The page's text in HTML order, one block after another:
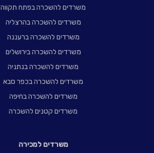
משרדים להשכרה בפתח תקווה
משרדים להשכרה בהרצליה
משרדים להשכרה ברעננה
משרדים להשכרה בירושלים
משרדים להשכרה בנתניה
משרדים להשכרה בכפר סבא
משרדים להשכרה בחיפה
משרדים קטנים להשכרה
משרדים למכירה